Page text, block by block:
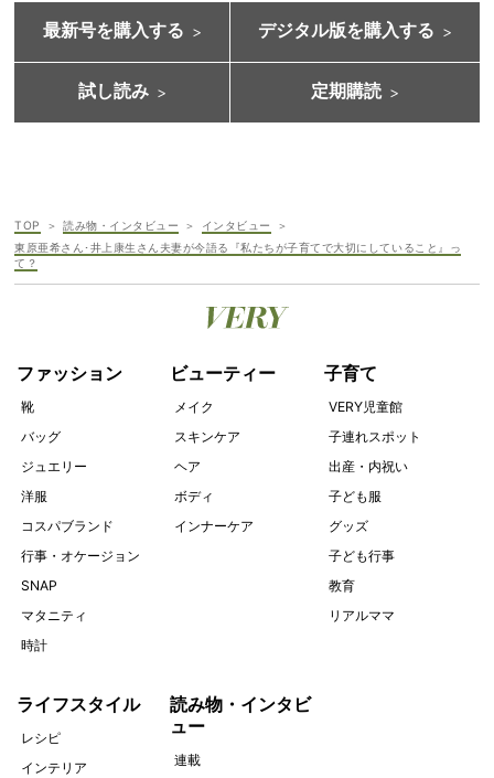
最新号を購入する デジタル版を購入する
試し読み 定期購読
TOP 読み物・インタビュー
インタビュー
東原亜希さん･井上康生さん夫妻が今語る『私たちが子育てで大切にしていること』っ
て？
ファッション
靴
バッグ
ジュエリー
洋服
コスパブランド
行事・オケージョン
SNAP
マタニティ
時計
ビューティー
メイク
スキンケア
ヘア
ボディ
インナーケア
子育て
VERY児童館
子連れスポット
出産・内祝い
子ども服
グッズ
子ども行事
教育
リアルママ
ライフスタイル
レシピ
インテリア
読み物・インタビ
ュー
連載